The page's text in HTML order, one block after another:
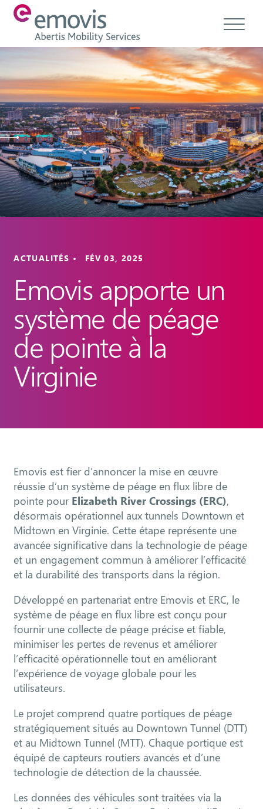
À propos
Produits
Services et Solutions
Emovis Hub
Contact
Carrières
FR
ACTUALITÉS • FÉV 03, 2025
Emovis apporte un
système de péage
de pointe à la
Virginie
Emovis est fier d’annoncer la mise en œuvre
réussie d’un système de péage en flux libre de
pointe pour Elizabeth River Crossings (ERC),
désormais opérationnel aux tunnels Downtown et
Midtown en Virginie. Cette étape représente une
avancée significative dans la technologie de péage
et un engagement commun à améliorer l’efficacité
et la durabilité des transports dans la région.
Développé en partenariat entre Emovis et ERC, le
système de péage en flux libre est conçu pour
fournir une collecte de péage précise et fiable,
minimiser les pertes de revenus et améliorer
l’efficacité opérationnelle tout en améliorant
l’expérience de voyage globale pour les
utilisateurs.
Le projet comprend quatre portiques de péage
stratégiquement situés au Downtown Tunnel (DTT)
et au Midtown Tunnel (MTT). Chaque portique est
équipé de capteurs routiers avancés et d’une
technologie de détection de la chaussée.
Les données des véhicules sont traitées via la